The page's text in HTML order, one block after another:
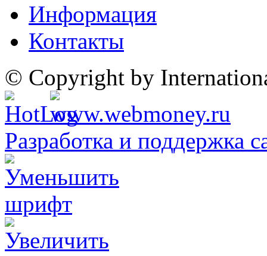
Информация
Контакты
© Copyright by
Разработка и поддержка